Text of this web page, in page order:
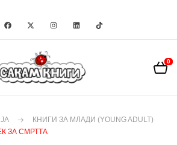
0
КНИГИ ЗА МЛАДИ (YOUNG ADULT)
ЗА СМРТТА